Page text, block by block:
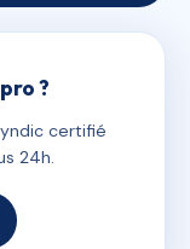
?
certifié
24h.